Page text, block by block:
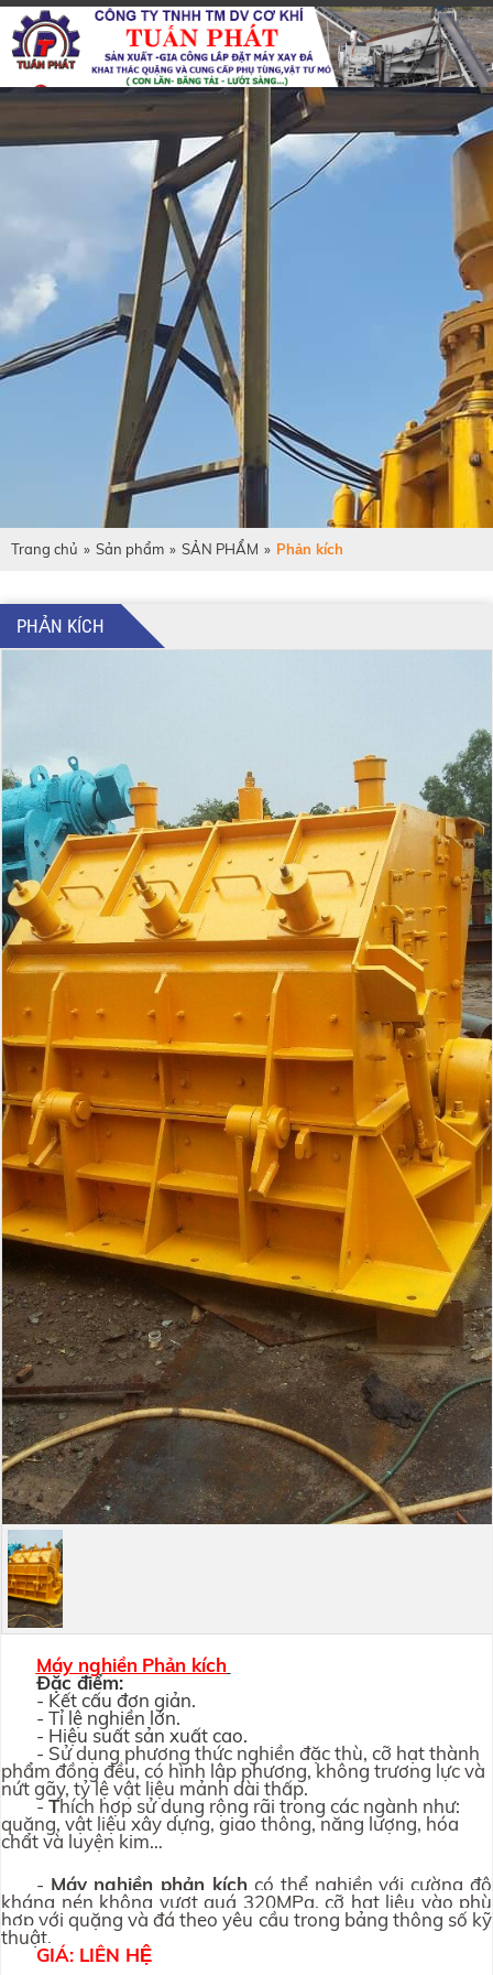
Trang chủ » Sản phẩm » SẢN PHẨM » Phản kích
PHẢN KÍCH
Máy nghiền Phản kích
Đặc điểm:
- Kết cấu đơn giản.
- Tỉ lệ nghiền lớn.
- Hiệu suất sản xuất cao.
- Sử dụng phương thức nghiền đặc thù, cỡ hạt thành
phẩm đồng đều, có hình lập phương, không trương lực và
nứt gãy, tỷ lệ vật liệu mảnh dài thấp.
-Thích hợp sử dụng rộng rãi trong các ngành như:
quặng, vật liệu xây dựng, giao thông, năng lượng, hóa
chất và luyện kim…
- Máy nghiền phản kích có thể nghiền với cường độ
kháng nén không vượt quá 320MPa, cỡ hạt liệu vào phù
hợp với quặng và đá theo yêu cầu trong bảng thông số kỹ
thuật.
GIÁ: LIÊN HỆ